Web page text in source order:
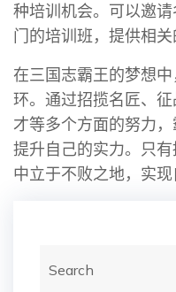
种培训机会。可以邀
门的培训班，提供相关
在三国志霸王的梦想
环。通过招揽名匠、
才等多个方面的努力，
提升自己的实力。只
中立于不败之地，实现